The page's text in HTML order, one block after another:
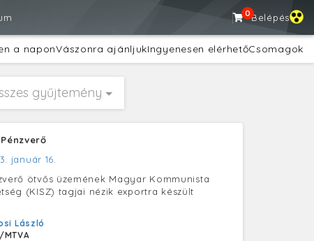
0Belépés
a naponVászonra ajánljukIngyenesen elérhetőCsomagok
gyűjtemény
január 16.
ötvős üzemének Magyar Kommunista
(KISZ) tagjai nézik exportra készült
László
MTVA